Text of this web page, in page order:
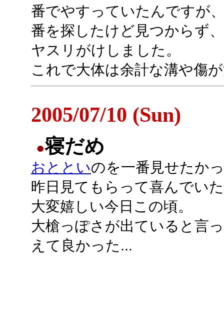
番でやすっていたんですが
番を探したけど見つからず
ヤスリがけしました。
これで大体は余計な溝や傷
2005/07/10 (Sun)
●寝だめ
おとといのを一番見せたか
昨日見てもらって喜んでい
大変嬉しい今日この頃。
大槍っぽさが出ていると言
えて良かった...